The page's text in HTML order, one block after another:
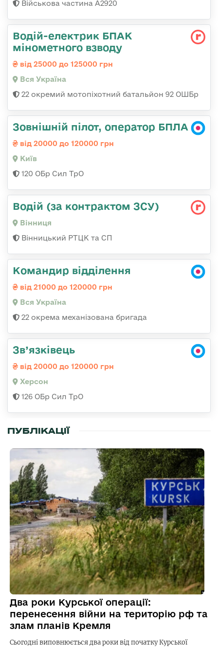
Військова частина А2920
Водій-електрик БПАК
мінометного взводу
від 25000 до 125000 грн
Вся Україна
22 окремий мотопіхотний батальйон 92 ОШБр
Зовнішній пілот, оператор БПЛА
від 20000 до 120000 грн
Київ
120 ОБр Сил ТрО
Водій (за контрактом ЗСУ)
Вінниця
Вінницький РТЦК та СП
Командир відділення
від 21000 до 120000 грн
Вся Україна
22 окрема механізована бригада
Зв’язківець
від 20000 до 120000 грн
Херсон
126 ОБр Сил ТрО
ПУБЛІКАЦІЇ
Два роки Курської операції:
перенесення війни на територію рф та
злам планів Кремля
Сьогодні виповнюється два роки від початку Курської